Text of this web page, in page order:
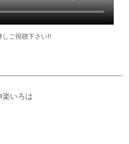
ご視聴下さい!!
楽いろは